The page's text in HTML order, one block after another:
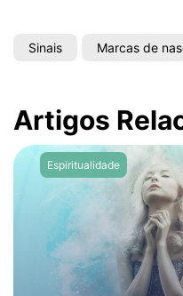
Sinais Marcas de
Artigos
Espiritualidade